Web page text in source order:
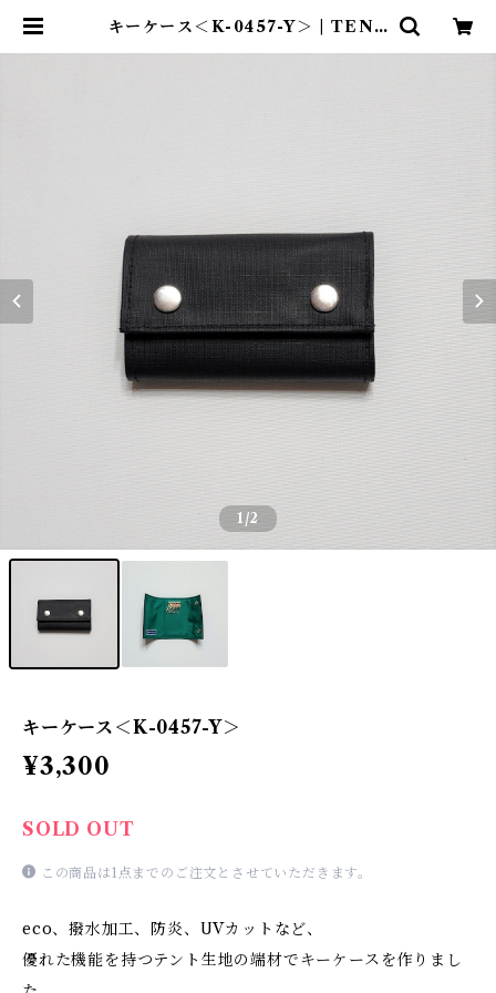
キーケース＜K-0457-Y＞ | TENT
1/2
キーケース＜K-0457-Y＞
¥3,300
SOLD OUT
この商品は1点までのご注文とさせていただきます。
eco、撥水加工、防炎、UVカットなど、
優れた機能を持つテント生地の端材でキーケースを作りまし